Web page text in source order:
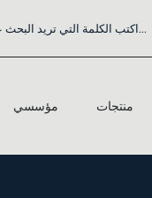
مؤسسي منتجات